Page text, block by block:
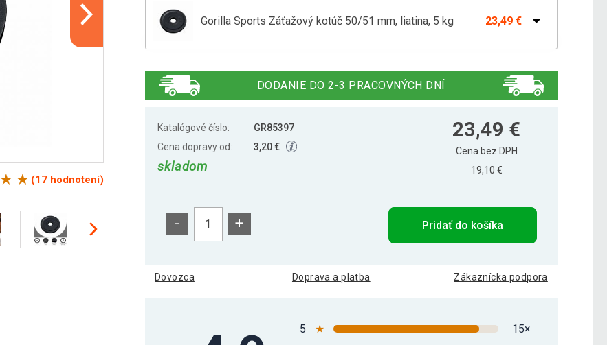
(17 hodnotení)
Gorilla Sports Záťažový kotúč 50/51 mm, liatina, 5 kg 23,49 €
Gorilla Sports Záťažový kotúč 50/51 mm, liatina, 1,25 kg
Gorilla Sports Záťažový kotúč 50/51 mm, liatina, 15 kg
DODANIE DO 2-3 PRACOVNÝCH DNÍ
Katalógové číslo:
GR85397
Cena dopravy od:
3,20 €
skladom
23,49 €
Cena bez DPH
19,10 €
- + Pridať do košíka
Dovozca Doprava a platba Zákaznícka podpora
5 ★
15×